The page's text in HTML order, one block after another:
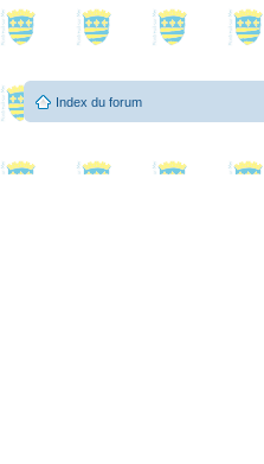
Index du forum